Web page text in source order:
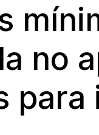
no
para